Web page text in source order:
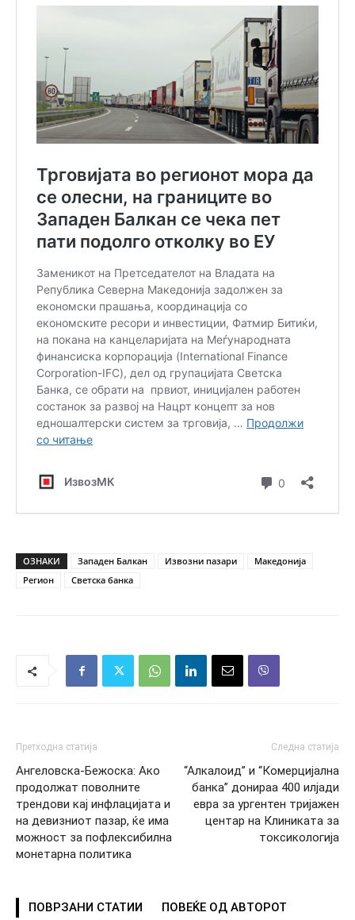
ОЗНАКИ Западен Балкан Извозни пазари
Македонија
Регион
Светска банка
Претходна статија
Ангеловска-Бежоска: Ако
продолжат поволните
трендови кај инфлацијата и
на девизниот пазар, ќе има
можност за пофлексибилна
монетарна политика
Следна статија
“Алкалоид” и “Комерцијална
банка” донираа 400 илјади
евра за ургентен тријажен
центар на Клиниката за
токсикологија
ПОВРЗАНИ СТАТИИ ПОВЕЌЕ ОД АВТОРОТ